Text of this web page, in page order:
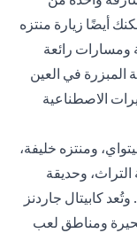
أيضًا زيارة منتزه
ومسارات رائعة
المبزرة في العين
الاصطناعية
ومنتزه خليفة،
التراث، وحديقة
كابيتال جاردنز
ومناطق لعب